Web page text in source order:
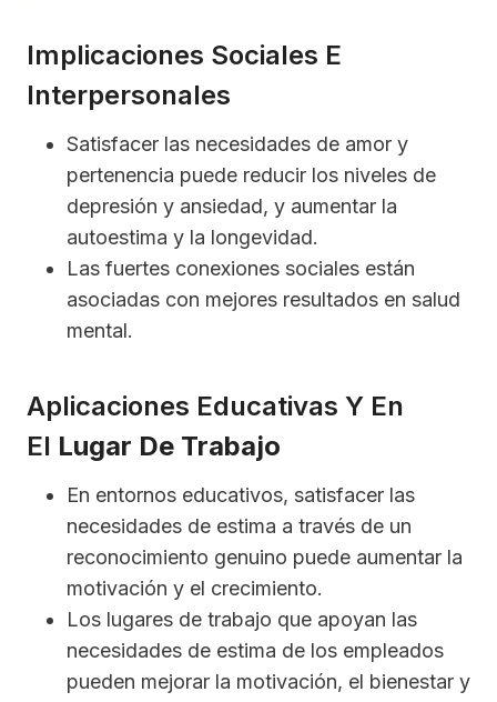
Implicaciones Sociales E
Interpersonales
Satisfacer las necesidades de amor y
pertenencia puede reducir los niveles de
depresión y ansiedad, y aumentar la
autoestima y la longevidad.
Las fuertes conexiones sociales están
asociadas con mejores resultados en salud
mental.
Aplicaciones Educativas Y En
El Lugar De Trabajo
En entornos educativos, satisfacer las
necesidades de estima a través de un
reconocimiento genuino puede aumentar la
motivación y el crecimiento.
Los lugares de trabajo que apoyan las
necesidades de estima de los empleados
pueden mejorar la motivación, el bienestar y